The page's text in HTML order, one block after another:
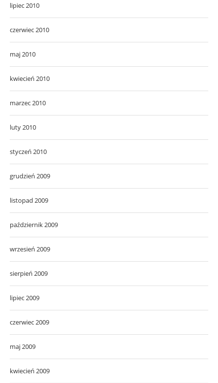
lipiec 2010
czerwiec 2010
maj 2010
kwiecień 2010
marzec 2010
luty 2010
styczeń 2010
grudzień 2009
listopad 2009
październik 2009
wrzesień 2009
sierpień 2009
lipiec 2009
czerwiec 2009
maj 2009
kwiecień 2009